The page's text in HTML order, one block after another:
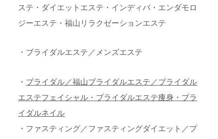
ステ・ダイエットエステ・インディバ・エンダモロ
ジーエステ・福山リラクゼーションエステ
・ブライダルエステ／メンズエステ
・ ブライダル／福山ブライダルエステ／ブライダル
エステフェイシャル・ブライダルエステ痩身・ブラ
イダルネイル
・ファスティング／ファスティングダイエット／プ